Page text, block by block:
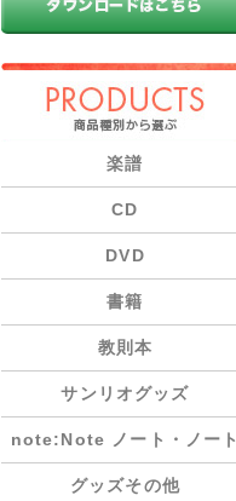
楽譜
CD
DVD
書籍
教則本
サンリオグッズ
note:Note ノート・ノート
グッズその他